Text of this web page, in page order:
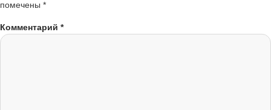
помечены *
Комментарий *